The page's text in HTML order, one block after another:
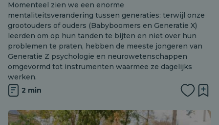
Momenteel zien we een enorme
mentaliteitsverandering tussen generaties: terwijl onze
grootouders of ouders (Babyboomers en Generatie X)
leerden om op hun tanden te bijten en niet over hun
problemen te praten, hebben de meeste jongeren van
Generatie Z psychologie en neurowetenschappen
omgevormd tot instrumenten waarmee ze dagelijks
werken.
2 min